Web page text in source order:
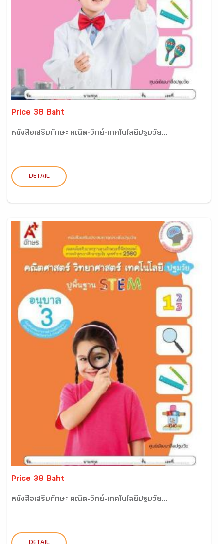
Price 38 Baht
หนังสือเสริมทักษะ คณิต-วิทย์-เทคโนโลยีปฐมวัย...
DETAIL
Price 38 Baht
หนังสือเสริมทักษะ คณิต-วิทย์-เทคโนโลยีปฐมวัย...